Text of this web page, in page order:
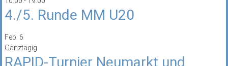
4./5. Runde MM U20
Feb. 6
Ganztägig
RAPID-Turnier Neumarkt und